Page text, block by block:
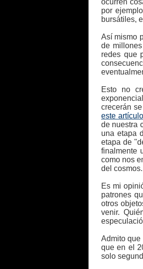
ocurren
por
bursátiles,
Así mismo
de
redes que
Esto no
crecerán
este artículo
de nuestra
una etapa
etapa de
finalmente
como nos
del cosmos.
Es mi
patrones
otros
venir.
Admito
que en el
solo